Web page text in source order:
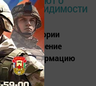
на территории
ухудшение
информацию